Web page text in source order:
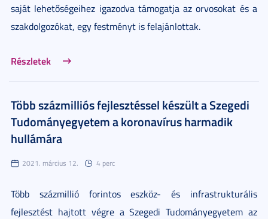
saját lehetőségeihez igazodva támogatja az orvosokat és a
szakdolgozókat, egy festményt is felajánlottak.
Részletek
Több százmilliós fejlesztéssel készült a Szegedi
Tudományegyetem a koronavírus harmadik
hullámára
2021. március 12. 4 perc
Több százmillió forintos eszköz- és infrastrukturális
fejlesztést hajtott végre a Szegedi Tudományegyetem az